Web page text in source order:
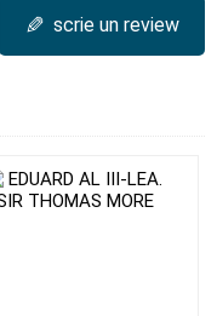
✎ scrie un review